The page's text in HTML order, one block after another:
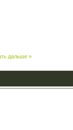
дальше »